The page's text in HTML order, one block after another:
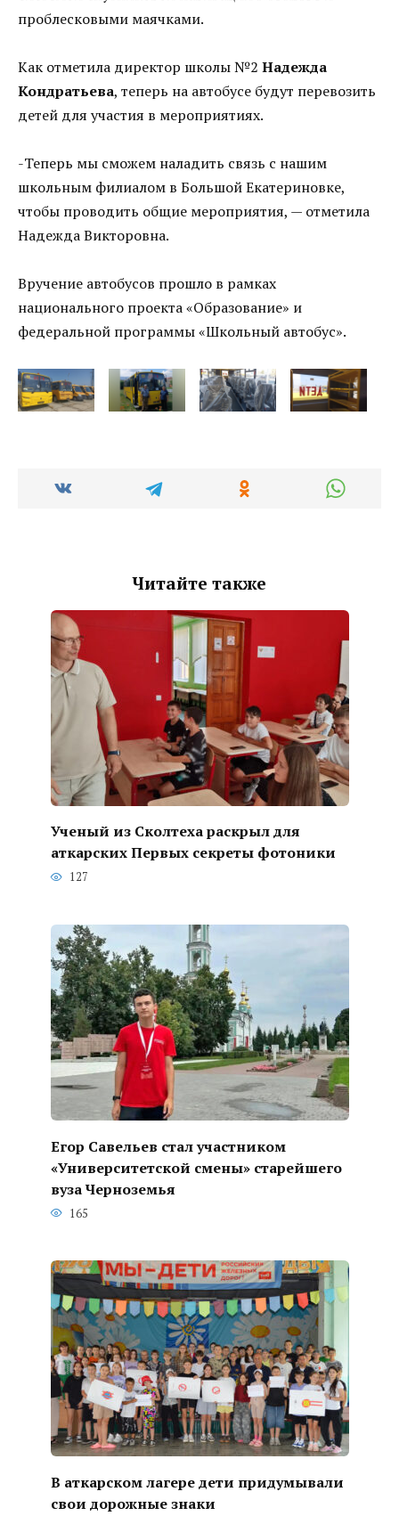
проблесковыми маячками.
Как отметила директор школы №2 Надежда
Кондратьева, теперь на автобусе будут перевозить
детей для участия в мероприятиях.
-Теперь мы сможем наладить связь с нашим
школьным филиалом в Большой Екатериновке,
чтобы проводить общие мероприятия, — отметила
Надежда Викторовна.
Вручение автобусов прошло в рамках
национального проекта «Образование» и
федеральной программы «Школьный автобус».
Читайте также
Ученый из Сколтеха раскрыл для
аткарских Первых секреты фотоники
127
Егор Савельев стал участником
«Университетской смены» старейшего
вуза Черноземья
165
В аткарском лагере дети придумывали
свои дорожные знаки